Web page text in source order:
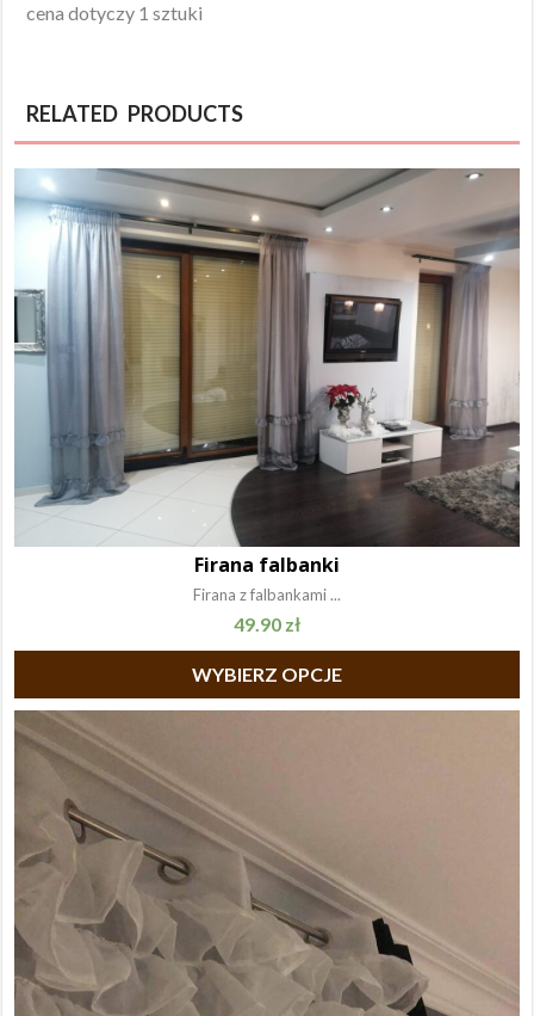
cena dotyczy 1 sztuki
RELATED PRODUCTS
Firana falbanki
Firana z falbankami ...
49.90 zł
WYBIERZ OPCJE